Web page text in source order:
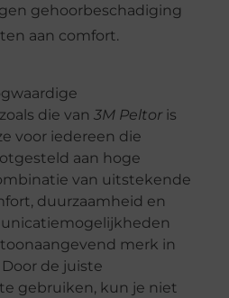
gehoorbeschadiging
aan comfort.
die van3M Peltor is
voor iedereen die
aan hoge
van uitstekende
duurzaamheid en
merk in
de juiste
gebruiken, kun je niet